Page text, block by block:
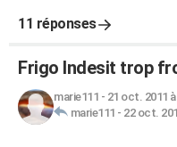
11 réponses
Frigo Indesit trop
marie111 - 21 oct. 2011 à
marie111 - 22 oct.